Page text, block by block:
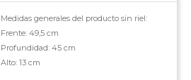
Medidas generales del producto sin riel:
Frente: 49,5 cm
Profundidad: 45 cm
Alto: 13 cm